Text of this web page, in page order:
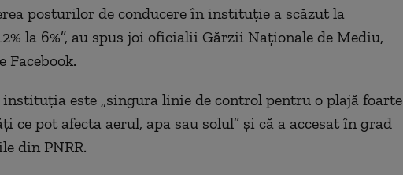
posturilor de conducere în instituţie a scăzut la
la 6%”, au spus joi oficialii Gărzii Naţionale de Mediu,
Facebook.
instituția este „singura linie de control pentru o plajă foarte
ce pot afecta aerul, apa sau solul” și că a accesat în grad
din PNRR.